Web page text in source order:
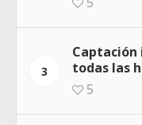
3
todas las
5